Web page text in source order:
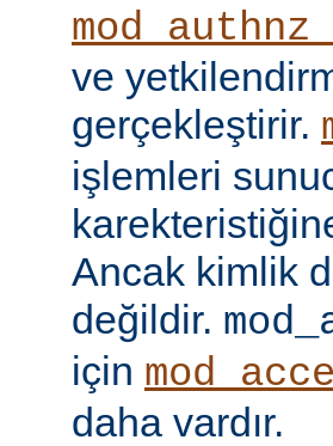
ve
gerçekleştirir.
işlemleri
Ancak kimlik
değildir.
için
daha vardır.